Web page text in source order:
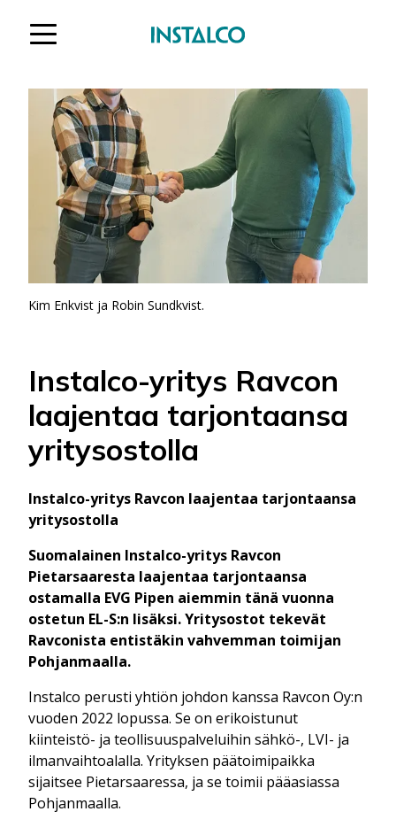
Kim Enkvist ja Robin Sundkvist.
Instalco-yritys Ravcon
laajentaa tarjontaansa
yritysostolla
Instalco-yritys Ravcon laajentaa tarjontaansa
yritysostolla
Suomalainen Instalco-yritys Ravcon
Pietarsaaresta laajentaa tarjontaansa
ostamalla EVG Pipen aiemmin tänä vuonna
ostetun EL-S:n lisäksi. Yritysostot tekevät
Ravconista entistäkin vahvemman toimijan
Pohjanmaalla.
Instalco perusti yhtiön johdon kanssa Ravcon Oy:n
vuoden 2022 lopussa. Se on erikoistunut
kiinteistö- ja teollisuuspalveluihin sähkö-, LVI- ja
ilmanvaihtoalalla. Yrityksen päätoimipaikka
sijaitsee Pietarsaaressa, ja se toimii pääasiassa
Pohjanmaalla.